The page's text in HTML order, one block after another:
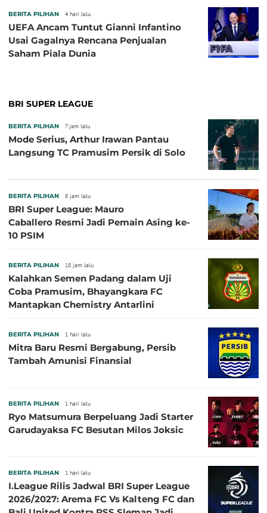
BERITA PILIHAN 4 hari lalu
UEFA Ancam Tuntut Gianni Infantino
Usai Gagalnya Rencana Penjualan
Saham Piala Dunia
BRI SUPER LEAGUE
BERITA PILIHAN 7 jam lalu
Mode Serius, Arthur Irawan Pantau
Langsung TC Pramusim Persik di Solo
BERITA PILIHAN 8 jam lalu
BRI Super League: Mauro
Caballero Resmi Jadi Pemain Asing ke-
10 PSIM
BERITA PILIHAN 18 jam lalu
Kalahkan Semen Padang dalam Uji
Coba Pramusim, Bhayangkara FC
Mantapkan Chemistry Antarlini
BERITA PILIHAN 1 hari lalu
Mitra Baru Resmi Bergabung, Persib
Tambah Amunisi Finansial
BERITA PILIHAN 1 hari lalu
Ryo Matsumura Berpeluang Jadi Starter
Garudayaksa FC Besutan Milos Joksic
BERITA PILIHAN 1 hari lalu
I.League Rilis Jadwal BRI Super League
2026/2027: Arema FC Vs Kalteng FC dan